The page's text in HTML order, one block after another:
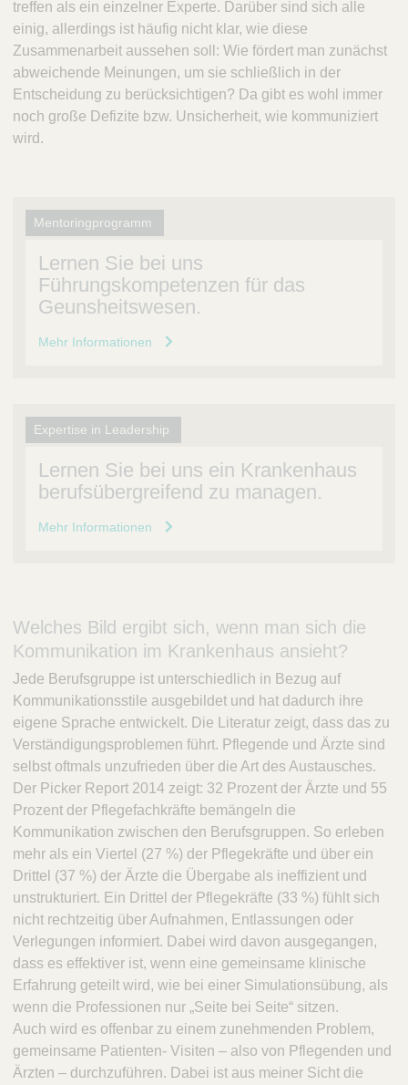
treffen als ein einzelner Experte. Darüber sind sich alle
einig, allerdings ist häufig nicht klar, wie diese
Zusammenarbeit aussehen soll: Wie fördert man zunächst
abweichende Meinungen, um sie schließlich in der
Entscheidung zu berücksichtigen? Da gibt es wohl immer
noch große Defizite bzw. Unsicherheit, wie kommuniziert
wird.
Mentoringprogramm
Lernen Sie bei uns
Führungskompetenzen für das
Geunsheitswesen.
Mehr Informationen
Expertise in Leadership
Lernen Sie bei uns ein Krankenhaus
berufsübergreifend zu managen.
Mehr Informationen
Welches Bild ergibt sich, wenn man sich die
Kommunikation im Krankenhaus ansieht?
Jede Berufsgruppe ist unterschiedlich in Bezug auf
Kommunikationsstile ausgebildet und hat dadurch ihre
eigene Sprache entwickelt. Die Literatur zeigt, dass das zu
Verständigungsproblemen führt. Pflegende und Ärzte sind
selbst oftmals unzufrieden über die Art des Austausches.
Der Picker Report 2014 zeigt: 32 Prozent der Ärzte und 55
Prozent der Pflegefachkräfte bemängeln die
Kommunikation zwischen den Berufsgruppen. So erleben
mehr als ein Viertel (27 %) der Pflegekräfte und über ein
Drittel (37 %) der Ärzte die Übergabe als ineffizient und
unstrukturiert. Ein Drittel der Pflegekräfte (33 %) fühlt sich
nicht rechtzeitig über Aufnahmen, Entlassungen oder
Verlegungen informiert. Dabei wird davon ausgegangen,
dass es effektiver ist, wenn eine gemeinsame klinische
Erfahrung geteilt wird, wie bei einer Simulationsübung, als
wenn die Professionen nur „Seite bei Seite“ sitzen.
Auch wird es offenbar zu einem zunehmenden Problem,
gemeinsame Patienten- Visiten – also von Pflegenden und
Ärzten – durchzuführen. Dabei ist aus meiner Sicht die